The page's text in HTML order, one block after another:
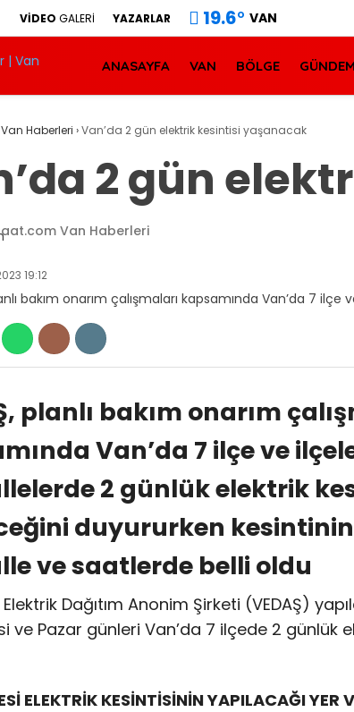
VİDEO GALERİ YAZARLAR 19.6° VAN
ANASAYFA VAN BÖLGE GÜNDEM
Van Haberleri ›Van’da 2 gün elektrik kesintisi yaşanacak
2 gün
Van Haberleri
19:12
planlı bakım onarım
Van’da 7 ilçe ve
2 günlük elektrik
duyururken kesintinin
ve saatlerde belli oldu
Dağıtım Anonim Şirketi (VEDAŞ)
ve Pazar günleri Van’da 7 ilçede 2 günlük
ELEKTRİK KESİNTİSİNİN YAPILACAĞI YER